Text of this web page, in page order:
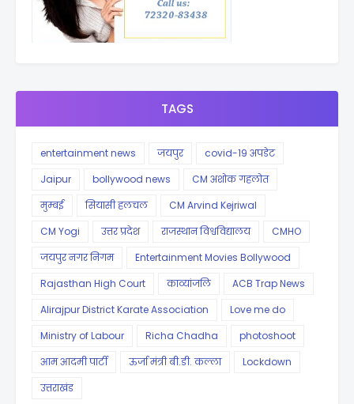
TAGS
entertainment news जयपुर
covid-19 अपडेट
Jaipur
bollywood news
CM अशोक गहलोत
मुम्बई
सियासी हलचल
CM Arvind Kejriwal
CM Yogi
उत्तर प्रदेश राजस्थान विश्वविद्यालय
CMHO
जयपुर नगर निगम
Entertainment Movies Bollywood
Rajasthan High Court
काव्यांजलि
ACB Trap News
Alirajpur District Karate Association
Love me do
Ministry of Labour
Richa Chadha
photoshoot
आम आदमी पार्टी
ऊर्जा मंत्री बी.डी. कल्ला
Lockdown
उत्तराखंड